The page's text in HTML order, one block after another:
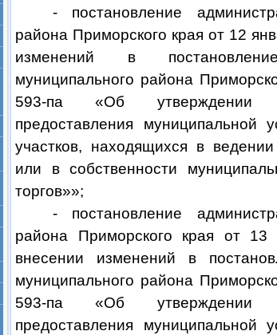
- постановление
района Приморского края от 12
изменений в
муниципального района
593-па «Об утверждении
предоставления муниципальной
участков, находящихся в
или в собственности
торгов»»;
- постановление
района Приморского края от
внесении изменений в
муниципального района
593-па «Об утверждении
предоставления муниципальной